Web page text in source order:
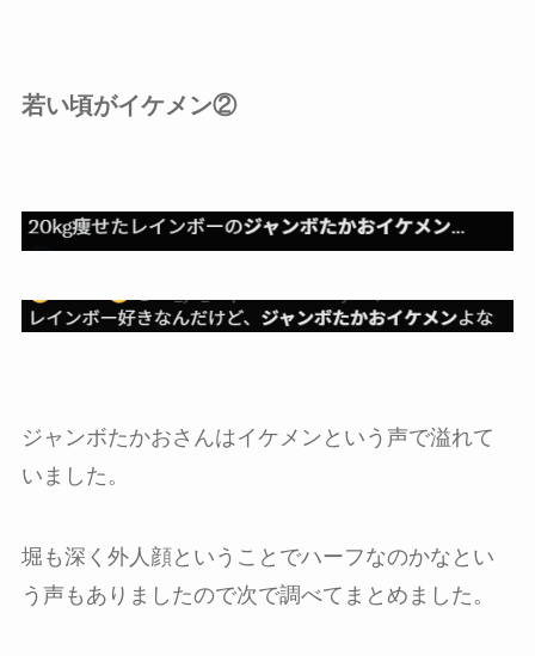
若い頃がイケメン②
ジャンボたかおさんはイケメンという声で溢れて
いました。
堀も深く外人顔ということでハーフなのかなとい
う声もありましたので次で調べてまとめました。